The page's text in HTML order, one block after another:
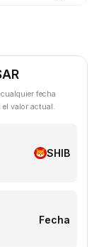
fecha
valor actual.
SHIB
Fecha